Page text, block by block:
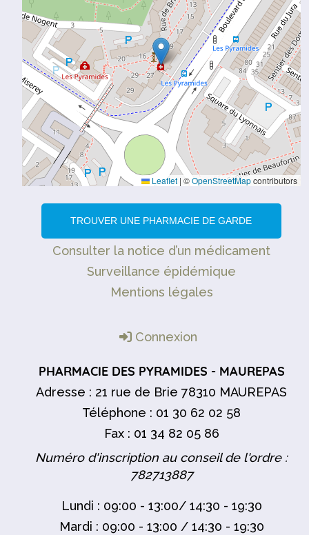
Leaflet | ©OpenStreetMapcontributors
TROUVER UNE PHARMACIE DE GARDE
Consulter la notice d’un médicament
Surveillance épidémique
Mentions légales
Connexion
PHARMACIE DES PYRAMIDES - MAUREPAS
Adresse : 21 rue de Brie 78310 MAUREPAS
Téléphone : 01 30 62 02 58
Fax : 01 34 82 05 86
Numéro d'inscription au conseil de l'ordre :
782713887
Lundi : 09:00 - 13:00/ 14:30 - 19:30
Mardi : 09:00 - 13:00 / 14:30 - 19:30